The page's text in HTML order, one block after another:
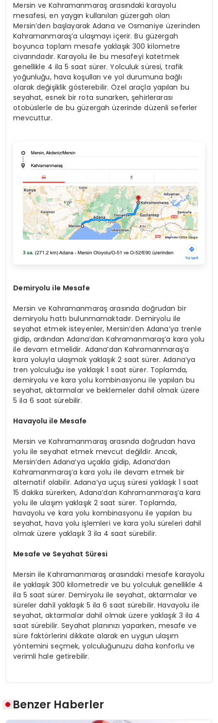
Mersin ve Kahramanmaraş arasındaki karayolu
mesafesi, en yaygın kullanılan güzergah olan
Mersin’den başlayarak Adana ve Osmaniye üzerinden
Kahramanmaraş’a ulaşmayı içerir. Bu güzergah
boyunca toplam mesafe yaklaşık 300 kilometre
civarındadır. Karayolu ile bu mesafeyi katetmek
genellikle 4 ila 5 saat sürer. Yolculuk süresi, trafik
yoğunluğu, hava koşulları ve yol durumuna bağlı
olarak değişiklik gösterebilir. Özel araçla yapılan bu
seyahat, esnek bir rota sunarken, şehirlerarası
otobüslerle de bu güzergah üzerinde düzenli seferler
mevcuttur.
Demiryolu ile Mesafe
Mersin ve Kahramanmaraş arasında doğrudan bir
demiryolu hattı bulunmamaktadır. Demiryolu ile
seyahat etmek isteyenler, Mersin’den Adana’ya trenle
gidip, ardından Adana’dan Kahramanmaraş’a kara yolu
ile devam etmelidir. Adana’dan Kahramanmaraş’a
kara yoluyla ulaşmak yaklaşık 2 saat sürer. Adana’ya
tren yolculuğu ise yaklaşık 1 saat sürer. Toplamda,
demiryolu ve kara yolu kombinasyonu ile yapılan bu
seyahat, aktarmalar ve beklemeler dahil olmak üzere
5 ila 6 saat sürebilir.
Havayolu ile Mesafe
Mersin ve Kahramanmaraş arasında doğrudan hava
yolu ile seyahat etmek mevcut değildir. Ancak,
Mersin’den Adana’ya uçakla gidip, Adana’dan
Kahramanmaraş’a kara yolu ile devam etmek bir
alternatif olabilir. Adana’ya uçuş süresi yaklaşık 1 saat
15 dakika sürerken, Adana’dan Kahramanmaraş’a kara
yolu ile ulaşım yaklaşık 2 saat sürer. Toplamda,
havayolu ve kara yolu kombinasyonu ile yapılan bu
seyahat, hava yolu işlemleri ve kara yolu süreleri dahil
olmak üzere yaklaşık 3 ila 4 saat sürebilir.
Mesafe ve Seyahat Süresi
Mersin ile Kahramanmaraş arasındaki mesafe karayolu
ile yaklaşık 300 kilometredir ve bu yolculuk genellikle 4
ila 5 saat sürer. Demiryolu ile seyahat, aktarmalar ve
süreler dahil yaklaşık 5 ila 6 saat sürebilir. Havayolu ile
seyahat, aktarmalar dahil olmak üzere yaklaşık 3 ila 4
saat sürebilir. Seyahat planınızı yaparken, mesafe ve
süre faktörlerini dikkate alarak en uygun ulaşım
yöntemini seçmek, yolculuğunuzu daha konforlu ve
verimli hale getirebilir.
Benzer Haberler